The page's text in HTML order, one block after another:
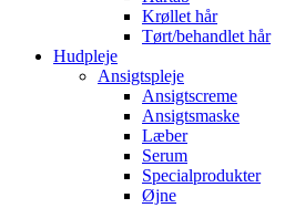
Krøllet hår
Tørt/behandlet hår
Hudpleje
Ansigtspleje
Ansigtscreme
Ansigtsmaske
Læber
Serum
Specialprodukter
Øjne